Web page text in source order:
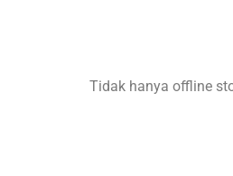
Tidak hanya offline